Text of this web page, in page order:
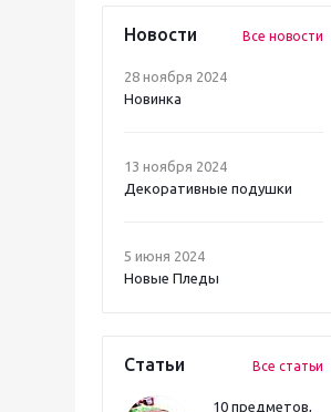
Новости Все новости
28 ноября 2024
Новинка
13 ноября 2024
Декоративные подушки
5 июня 2024
Новые Пледы
Статьи Все статьи
10 предметов,